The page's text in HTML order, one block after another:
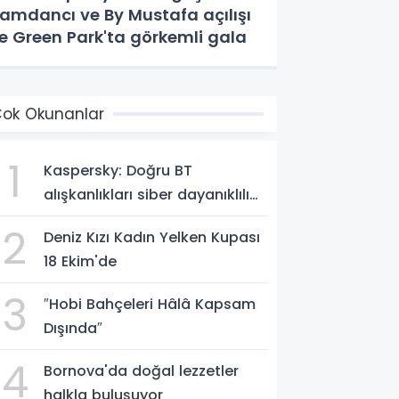
ve By Mustafa açılışı
Green Park'ta görkemli gala
Okunanlar
1
Kaspersky: Doğru BT
alışkanlıkları siber dayanıklılığı
2
Deniz Kızı Kadın Yelken Kupası
18 Ekim'de
3
″Hobi Bahçeleri Hâlâ Kapsam
Dışında″
4
Bornova'da doğal lezzetler